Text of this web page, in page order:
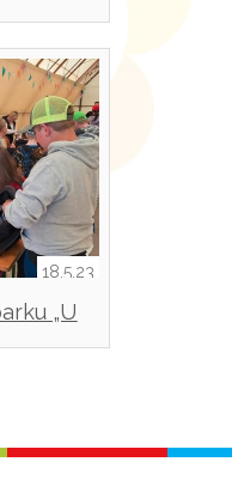
18.5.23
„U